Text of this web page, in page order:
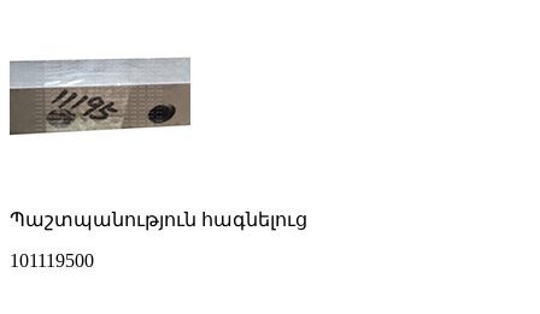
Պաշտպանություն հագնելուց
101119500